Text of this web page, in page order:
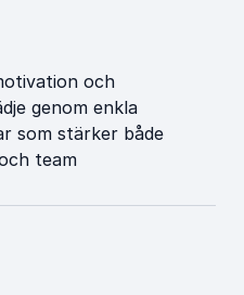
och
genom enkla
som stärker både
team